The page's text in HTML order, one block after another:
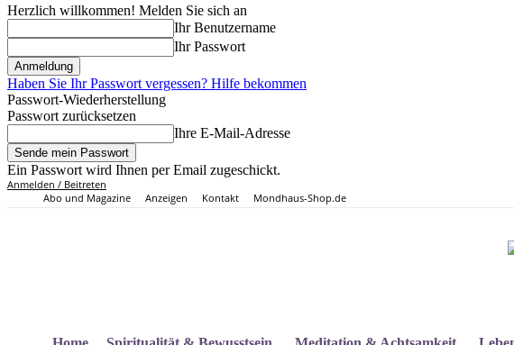
Herzlich willkommen! Melden Sie sich an
Ihr Benutzername
Ihr Passwort
Haben Sie Ihr Passwort vergessen? Hilfe bekommen
Passwort-Wiederherstellung
Passwort zurücksetzen
Ihre E-Mail-Adresse
Ein Passwort wird Ihnen per Email zugeschickt.
Anmelden / Beitreten
Abo und Magazine
Anzeigen Kontakt Mondhaus-Shop.de